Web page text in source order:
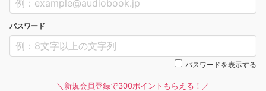
パスワード
パスワードを表示する
＼新規会員登録で300ポイントもらえる！／